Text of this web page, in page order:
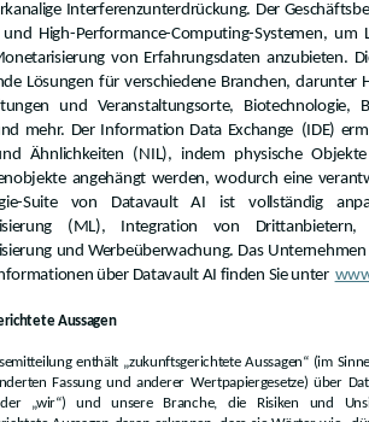
Interferenzunterdrückung. Der
High-Performance-Computing-Systemen,
von Erfahrungsdaten anzubieten.
Lösungen für verschiedene Branchen,
und Veranstaltungsorte, Biotechnologie,
mehr. Der Information Data Exchange (IDE)
Ähnlichkeiten (NIL), indem physische
angehängt werden, wodurch eine
Suite von Datavault AI ist vollständig
(ML), Integration von
und Werbeüberwachung. Das
über Datavault AI finden Sie unter
Aussagen
enthält „zukunftsgerichtete Aussagen“ (im
Fassung und anderer Wertpapiergesetze) über
„wir“) und unsere Branche, die Risiken und